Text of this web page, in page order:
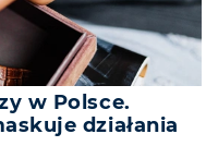
w Polsce.
działania